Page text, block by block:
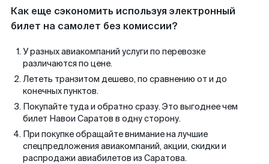
Как еще сэкономить используя электронный
билет на самолет без комиссии?
У разных авиакомпаний услуги по перевозке
различаются по цене.
Лететь транзитом дешево, по сравнению от и до
конечных пунктов.
Покупайте туда и обратно сразу. Это выгоднее чем
билет Навои Саратов в одну сторону.
При покупке обращайте внимание на лучшие
спецпредложения авиакомпаний, акции, скидки и
распродажи авиабилетов из Саратова.